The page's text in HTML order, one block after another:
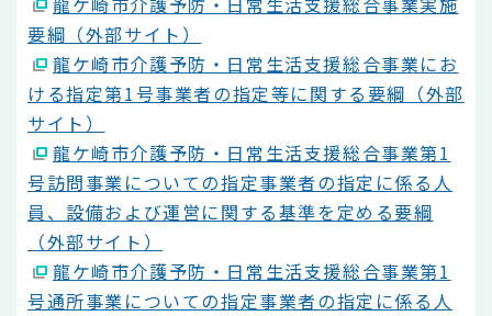
要綱（外部サイト）
龍ケ崎市介護予防・日常生活支援総合事業にお
ける指定第1号事業者の指定等に関する要綱（外部
サイト）
龍ケ崎市介護予防・日常生活支援総合事業第1
号訪問事業についての指定事業者の指定に係る人
員、設備および運営に関する基準を定める要綱
（外部サイト）
龍ケ崎市介護予防・日常生活支援総合事業第1
号通所事業についての指定事業者の指定に係る人